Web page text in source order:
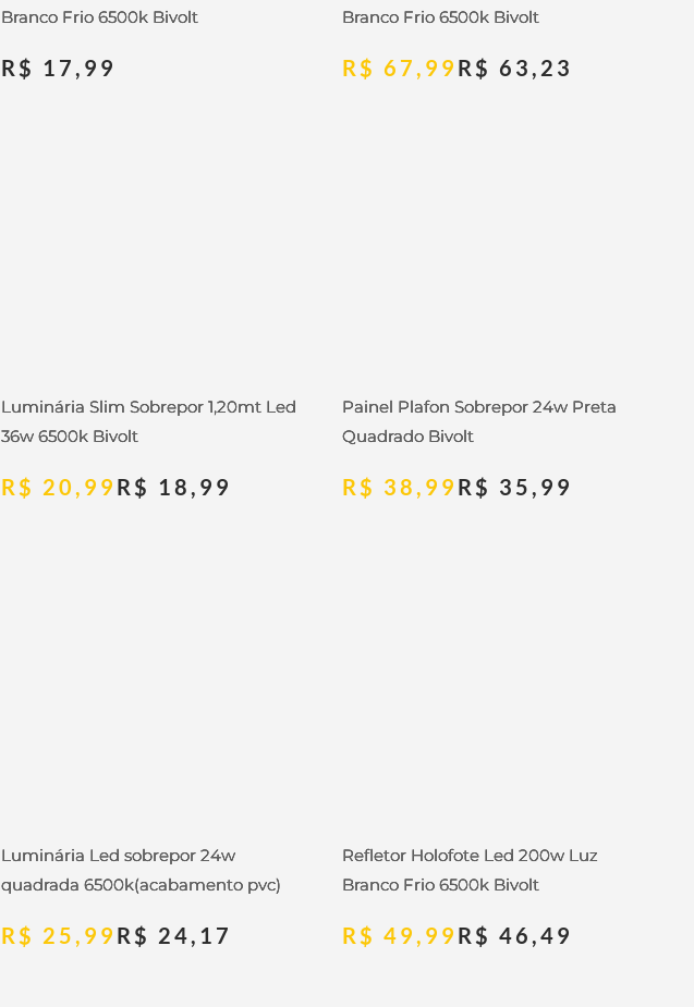
Branco Frio 6500k Bivolt
R$ 17,99
Branco Frio 6500k Bivolt
R$ 67,99 R$ 63,23
Luminária Slim Sobrepor 1,20mt Led
36w 6500k Bivolt
R$ 20,99 R$ 18,99
Painel Plafon Sobrepor 24w Preta
Quadrado Bivolt
R$ 38,99 R$ 35,99
Luminária Led sobrepor 24w
quadrada 6500k(acabamento pvc)
R$ 25,99 R$ 24,17
Refletor Holofote Led 200w Luz
Branco Frio 6500k Bivolt
R$ 49,99 R$ 46,49